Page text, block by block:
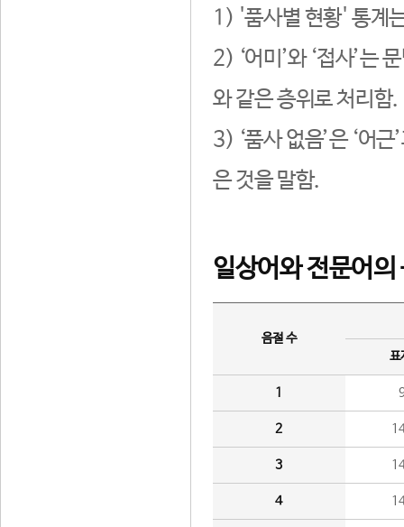
1) '품사별 현황' 통계
2) ‘어미’와 ‘접사’는
와 같은 층위로 처리함.
3) ‘품사 없음’은 ‘어
은 것을 말함.
일상어와 전문어의
음절 수
표
1
2
3
4